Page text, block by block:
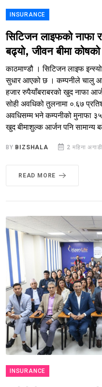
INSURANCE
सिटिजन लाइफको नाफा
बढ्यो, जीवन बीमा
काठमाण्डौ । सिटिजन लाइफ
सुधार आएको छ । कम्पनीले चालु
हजार रुपैयाँबराबरको खुद नाफा
सोही अवधिको तुलनामा ०.६७
अवधिसम्म भने कम्पनीको मुनाफा
खुद बीमाशुल्क आर्जन पनि सामान्य
BY BIZSHALA 2 महिना अगाडी
READ MORE
INSURANCE